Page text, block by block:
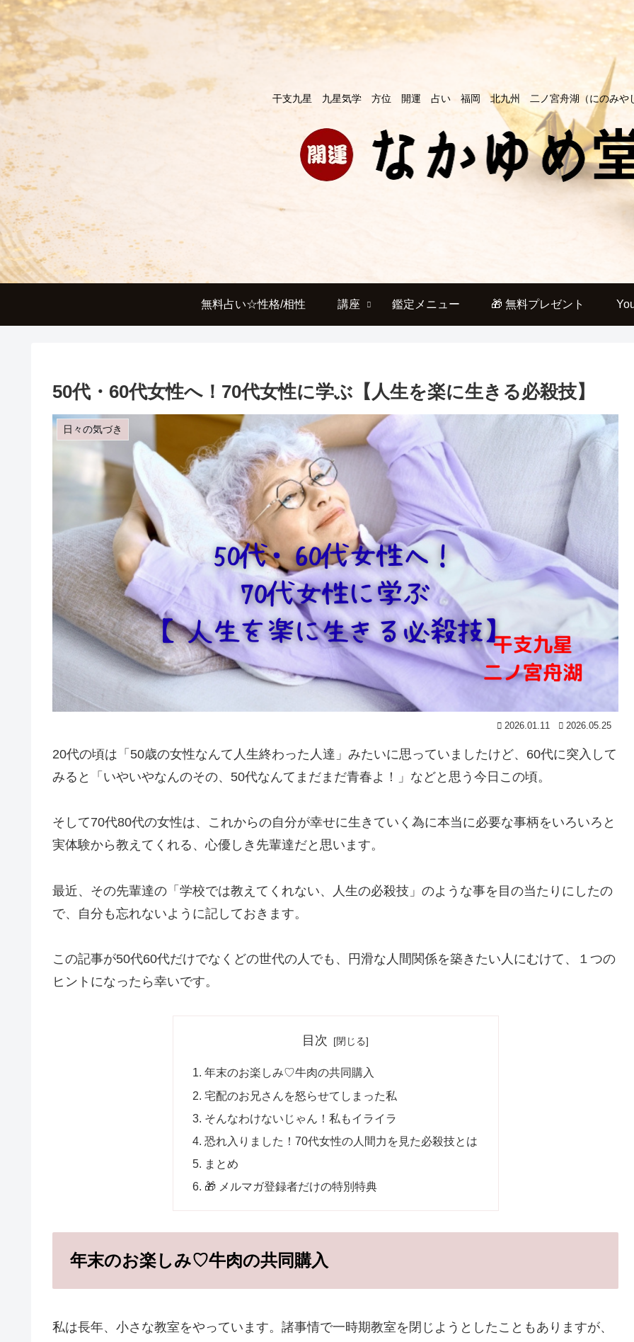
干支九星 九星気学 方位 開運 占い 福岡 北九州 二ノ宮舟湖（にのみやし
無料占い☆性格/相性 講座 鑑定メニュー 🎁 無料プレゼント
50代・60代女性へ！70代女性に学ぶ【人生を楽に生きる必殺技】
日々の気づき
2026.01.11 2026.05.25
20代の頃は「50歳の女性なんて人生終わった人達」みたいに思っていましたけど、60代に突入して
みると「いやいやなんのその、50代なんてまだまだ青春よ！」などと思う今日この頃。
そして70代80代の女性は、これからの自分が幸せに生きていく為に本当に必要な事柄をいろいろと
実体験から教えてくれる、心優しき先輩達だと思います。
最近、その先輩達の「学校では教えてくれない、人生の必殺技」のような事を目の当たりにしたの
で、自分も忘れないように記しておきます。
この記事が50代60代だけでなくどの世代の人でも、円滑な人間関係を築きたい人にむけて、１つの
ヒントになったら幸いです。
目次
年末のお楽しみ♡牛肉の共同購入
宅配のお兄さんを怒らせてしまった私
そんなわけないじゃん！私もイライラ
恐れ入りました！70代女性の人間力を見た必殺技とは
まとめ
🎁 メルマガ登録者だけの特別特典
年末のお楽しみ♡牛肉の共同購入
私は長年、小さな教室をやっています。諸事情で一時期教室を閉じようとしたこともありますが、